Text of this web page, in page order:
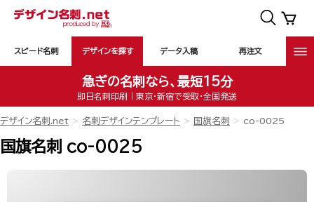
スピード名刺 デザインを探す データ入稿 再注文
急ぎの名刺なら、最短15分
即日名刺印刷｜東京・新宿で受取・全国発送
デザイン名刺.net 名刺デザインテンプレート 国旗名刺 co-0025
国旗名刺 co-0025